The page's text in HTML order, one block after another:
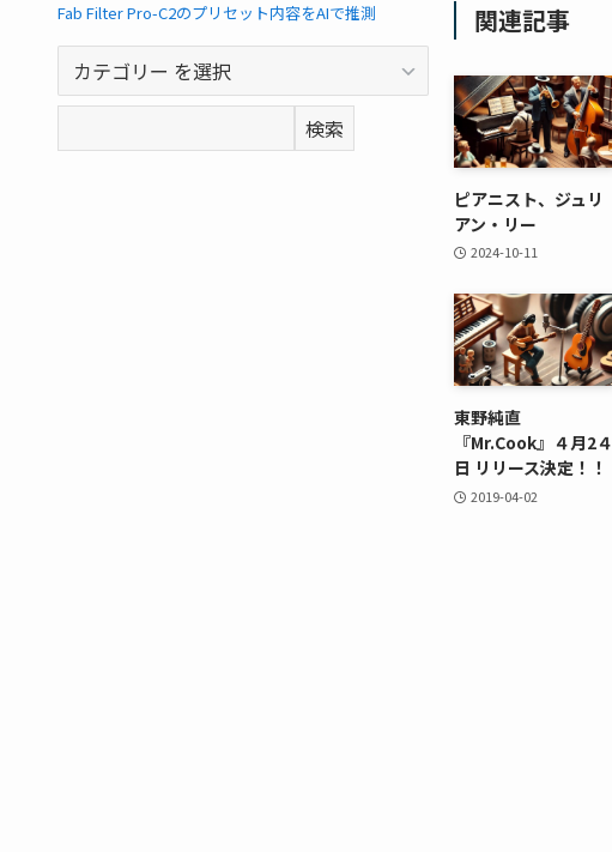
関連記事
ピアニスト、ジュリ
アン・リー
2024-10-11
東野純直
『Mr.Cook』４月2４
日 リリース決定！！
2019-04-02
Fab Filter Pro-C2のプリセット内容をAIで推測
テ
索
検索